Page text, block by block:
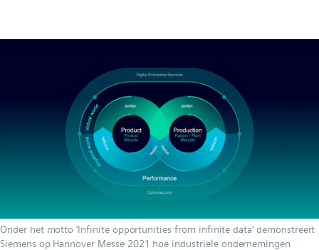
Onder het motto ‘Infinite opportunities from infinite data’ demonstreert
Siemens op Hannover Messe 2021 hoe industriële ondernemingen